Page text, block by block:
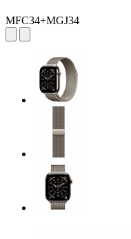
MFC34+MGJ34